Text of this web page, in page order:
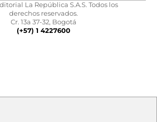
La República S.A.S. Todos los
derechos reservados.
Cr. 13a 37-32, Bogotá
(+57) 1 4227600